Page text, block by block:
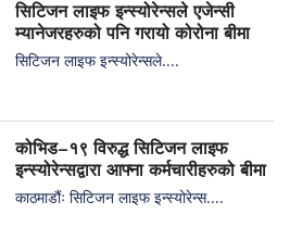
सिटिजन लाइफ इन्स्योरेन्सले एजेन्सी
म्यानेजरहरुको पनि गरायो कोरोना बीमा
सिटिजन लाइफ इन्स्योरेन्सले....
कोभिड–१९ विरुद्ध सिटिजन लाइफ
इन्स्योरेन्सद्वारा आफ्ना कर्मचारीहरुको बीमा
काठमाडौंः सिटिजन लाइफ इन्स्योरेन्स....